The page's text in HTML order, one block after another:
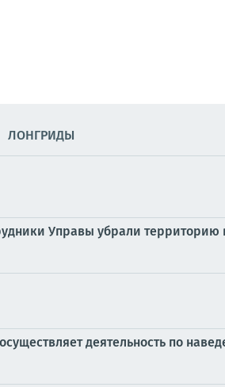
ЛОНГРИДЫ
Управы убрали территорию
деятельность по